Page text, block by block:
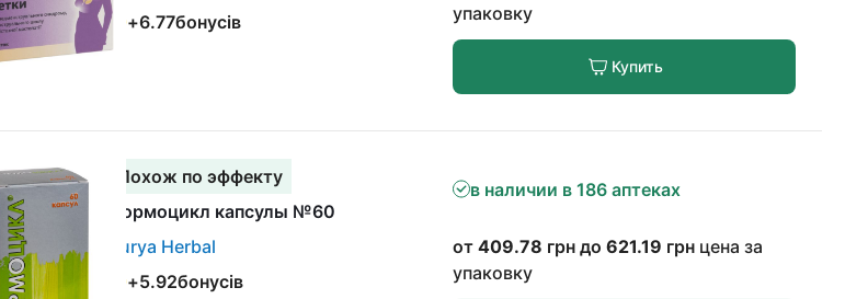
+6.77бонусів
упаковку
Купить
Похож по эффекту
Нормоцикл капсулы №60
Surya Herbal
+5.92бонусів
в наличии в 186 аптеках
от 409.78 грн до 621.19 грн цена за
упаковку